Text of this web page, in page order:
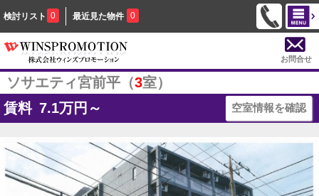
検討リスト 0 最近見た物件 0
お問合せ
ソサエティ宮前平（3室）
賃料 7.1万円～ 空室情報を確認